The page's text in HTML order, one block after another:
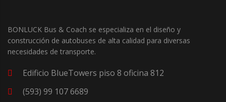
BONLUCK Bus & Coach se especializa en el diseño y
construcción de autobuses de alta calidad para diversas
necesidades de transporte.
Edificio BlueTowers piso 8 oficina 812
(593) 99 107 6689